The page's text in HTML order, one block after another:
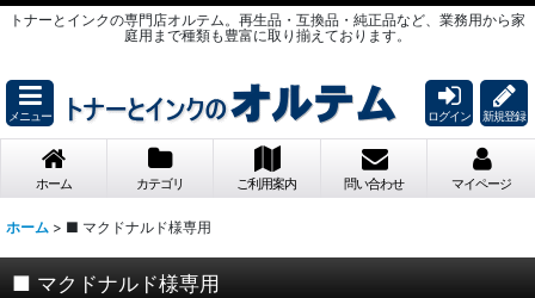
トナーとインクの専門店オルテム。再生品・互換品・純正品など、業務用から家
庭用まで種類も豊富に取り揃えております。
メニュー ログイン 新規登録
ホーム カテゴリ ご利用案内 問い合わせ マイページ
ホーム > ■ マクドナルド様専用
■ マクドナルド様専用